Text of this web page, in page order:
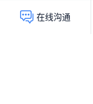
在线沟通